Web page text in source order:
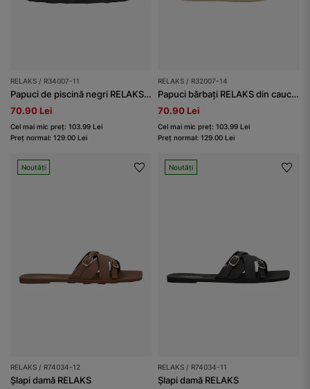
RELAKS / R34007-11
Papuci de piscină negri RELAKS cu textură sculptată și talpă groasă
70.90 Lei
Cel mai mic preț: 103.99 Lei
Preț normal: 129.00 Lei
RELAKS / R32007-14
Papuci bărbați RELAKS din cauciuc, bej, cu logo negru
70.90 Lei
Cel mai mic preț: 103.99 Lei
Preț normal: 129.00 Lei
Noutăți
RELAKS / R74034-12
Șlapi damă RELAKS
Noutăți
RELAKS / R74034-11
Șlapi damă RELAKS